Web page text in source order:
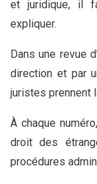
et juridique, il
expliquer.
Dans une revue
direction et par
juristes prennent
À chaque
droit des
procédures